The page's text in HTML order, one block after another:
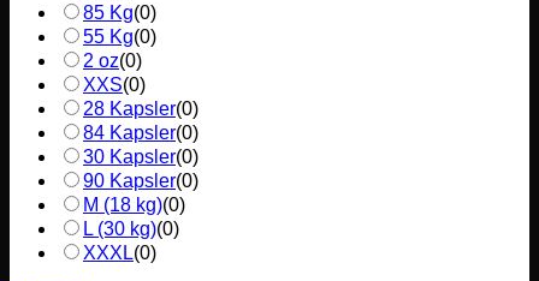
85 Kg(0)
55 Kg(0)
2 oz(0)
XXS(0)
28 Kapsler(0)
84 Kapsler(0)
30 Kapsler(0)
90 Kapsler(0)
M (18 kg)(0)
L (30 kg)(0)
XXXL(0)